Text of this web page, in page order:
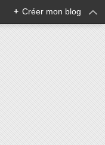
+ Créer mon blog